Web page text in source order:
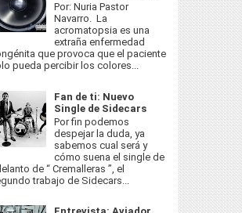
Por: Nuria Pastor
Navarro. La
acromatopsia es una
extraña enfermedad
que provoca que el paciente
pueda percibir los colores...
Fan de ti: Nuevo
Single de Sidecars
Por fin podemos
despejar la duda, ya
sabemos cual será y
cómo suena el single de
de “ Cremalleras ”, el
trabajo de Sidecars...